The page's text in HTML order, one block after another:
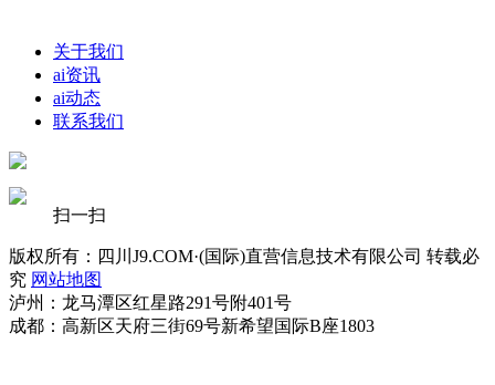
关于我们
ai资讯
ai动态
联系我们
扫一扫
版权所有：四川J9.COM·(国际)直营信息技术有限公司 转载必
究 网站地图
泸州：龙马潭区红星路291号附401号
成都：高新区天府三街69号新希望国际B座1803